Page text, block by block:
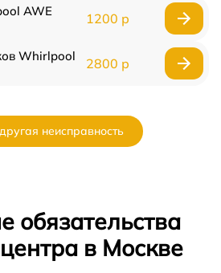
AWE
1200 р
Whirlpool
2800 р
неисправность
обязательства
в Москве